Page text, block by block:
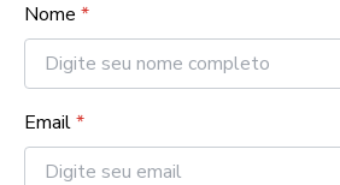
Nome *
Email*